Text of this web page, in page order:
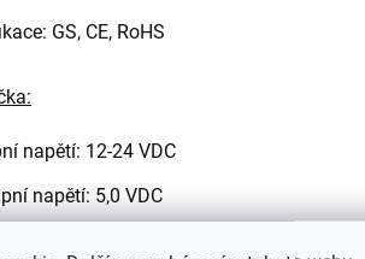
GS, CE, RoHS
napětí: 12-24 VDC
napětí: 5,0 VDC